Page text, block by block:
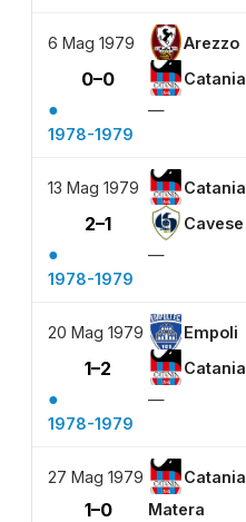
6 Mag 1979 Arezzo
0–0 Catania
●
—
1978-1979
13 Mag 1979 Catania
2–1 Cavese
●
—
1978-1979
20 Mag 1979 Empoli
1–2 Catania
●
—
1978-1979
27 Mag 1979 Catania
1–0 Matera